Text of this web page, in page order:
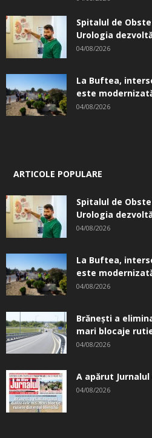
Spitalul de
Urologia
04/08/2026
La Buftea,
este
04/08/2026
ARTICOLE POPULARE
Spitalul de
Urologia
04/08/2026
La Buftea,
este
04/08/2026
Brănești a
mari blocaje
04/08/2026
A apărut
04/08/2026